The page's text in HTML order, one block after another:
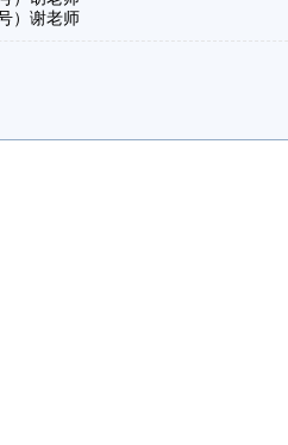
）谢老师